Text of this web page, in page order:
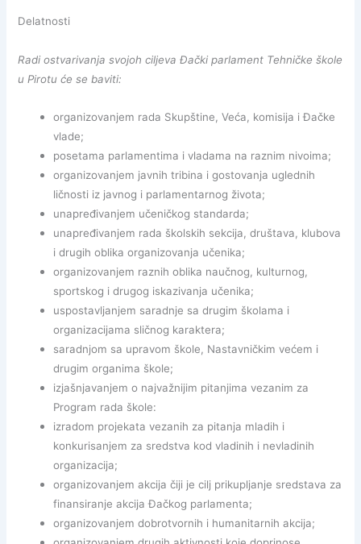
Delatnosti
Radi ostvarivanja svojoh ciljeva Đački parlament Tehničke škole
u Pirotu će se baviti:
organizovanjem rada Skupštine, Veća, komisija i Đačke
vlade;
posetama parlamentima i vladama na raznim nivoima;
organizovanjem javnih tribina i gostovanja uglednih
ličnosti iz javnog i parlamentarnog života;
unapređivanjem učeničkog standarda;
unapređivanjem rada školskih sekcija, društava, klubova
i drugih oblika organizovanja učenika;
organizovanjem raznih oblika naučnog, kulturnog,
sportskog i drugog iskazivanja učenika;
uspostavljanjem saradnje sa drugim školama i
organizacijama sličnog karaktera;
saradnjom sa upravom škole, Nastavničkim većem i
drugim organima škole;
izjašnjavanjem o najvažnijim pitanjima vezanim za
Program rada škole:
izradom projekata vezanih za pitanja mladih i
konkurisanjem za sredstva kod vladinih i nevladinih
organizacija;
organizovanjem akcija čiji je cilj prikupljanje sredstava za
finansiranje akcija Đačkog parlamenta;
organizovanjem dobrotvornih i humanitarnih akcija;